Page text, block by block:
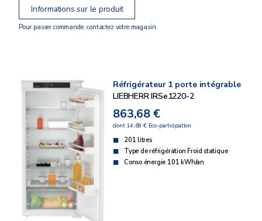
Informations sur le produit
Pour passer commande, contactez votre magasin.
Réfrigérateur 1 porte intégrable
LIEBHERR IRSe1220-2
863,68 €
dont 14,68 € Eco-participation
201 litres
Type de réfrigération Froid statique
Conso énergie 101 kWh/an